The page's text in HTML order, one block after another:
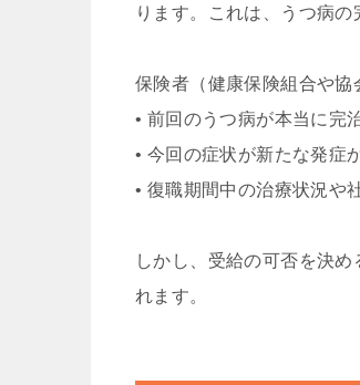
ります。これは、うつ病の
保険者（健康保険組合や協
• 前回のうつ病が本当に完
• 今回の症状が新たな発症
• 復職期間中の治療状況や
しかし、受給の可否を決
れます。